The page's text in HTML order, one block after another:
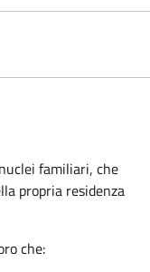
familiari, che
propria residenza
che: